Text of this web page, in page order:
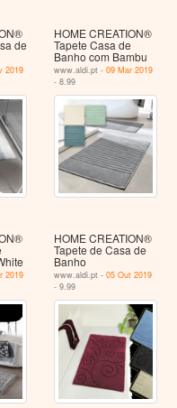
de
2019
HOME CREATION®
Tapete Casa de
Banho com Bambu
www.aldi.pt -09 Mar 2019
- 8.99
2019
HOME CREATION®
Tapete de Casa de
Banho
www.aldi.pt -05 Out 2019
- 9.99